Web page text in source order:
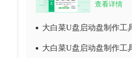
查看详情
大白菜U盘启动盘制作工
大白菜U盘启动盘制作工